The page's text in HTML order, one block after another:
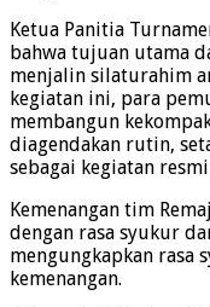
Ketua Panitia
bahwa tujuan utama
menjalin silaturahim
kegiatan ini, para
membangun
diagendakan rutin,
sebagai kegiatan
Kemenangan tim
dengan rasa syukur
mengungkapkan rasa
kemenangan.